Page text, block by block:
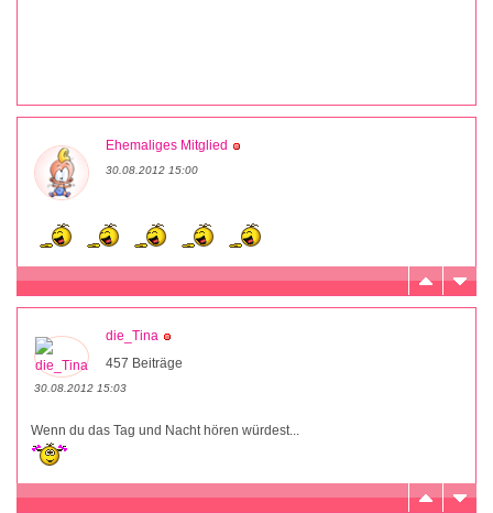
Ehemaliges Mitglied
30.08.2012 15:00
die_Tina
457 Beiträge
30.08.2012 15:03
Wenn du das Tag und Nacht hören würdest...